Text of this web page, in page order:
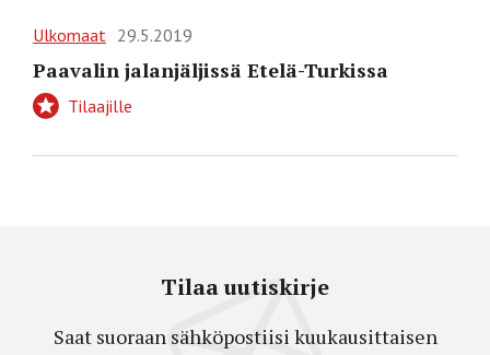
Ulkomaat 29.5.2019
Paavalin jalanjäljissä Etelä-Turkissa
Tilaajille
Tilaa uutiskirje
Saat suoraan sähköpostiisi kuukausittaisen